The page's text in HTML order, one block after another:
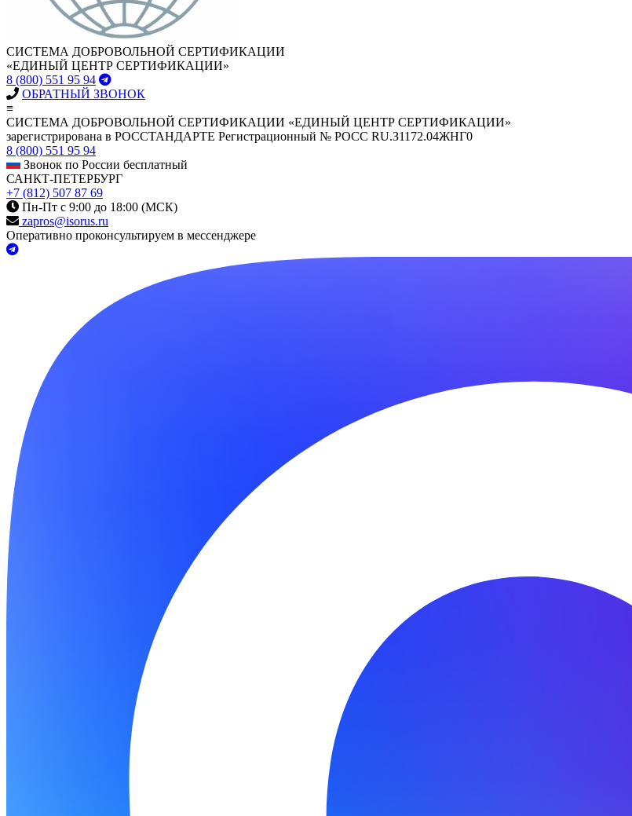
СИСТЕМА ДОБРОВОЛЬНОЙ СЕРТИФИКАЦИИ
«ЕДИНЫЙ ЦЕНТР СЕРТИФИКАЦИИ»
8 (800) 551 95 94
ОБРАТНЫЙ ЗВОНОК
≡
СИСТЕМА ДОБРОВОЛЬНОЙ СЕРТИФИКАЦИИ «ЕДИНЫЙ ЦЕНТР СЕРТИФИКАЦИИ»
зарегистрирована в РОССТАНДАРТЕ Регистрационный № РОСС RU.З1172.04ЖНГ0
8 (800) 551 95 94
Звонок по России бесплатный
САНКТ-ПЕТЕРБУРГ
+7 (812) 507 87 69
Пн-Пт с 9:00 до 18:00 (МСК)
zapros@isorus.ru
Оперативно проконсультируем в мессенджере